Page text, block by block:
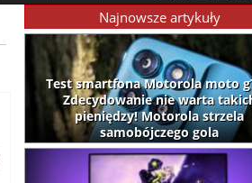
Najnowsze artykuły
Test smartfona Motorola moto
Zdecydowanie nie warta
pieniędzy! Motorola strzela
samobójczego gola